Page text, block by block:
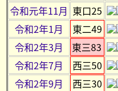
令和元年11月 東口25
令和2年1月
東二49
令和2年3月
東三83
令和2年7月
西三50
令和2年9月
西三30